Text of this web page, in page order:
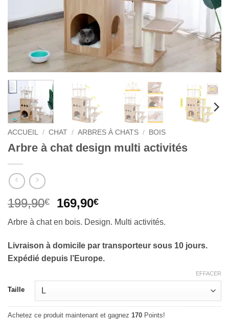
ACCUEIL / CHAT / ARBRES À CHATS / BOIS
Arbre à chat design multi activités
199,90€
Le
initial
était :
199,90€.
169,90€Le
actuel
est :
169,90€.
Arbre à chat en bois. Design. Multi activités.
Livraison à domicile par transporteur sous 10 jours.
Expédié depuis l’Europe.
Taille
EFFACER
Achetez ce produit maintenant et gagnez 170 Points!
Alternative: